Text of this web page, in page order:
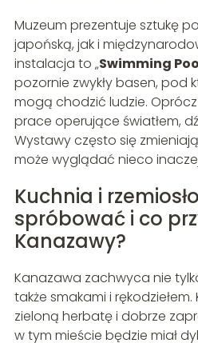
Muzeum prezentuje sztukę
japońską, jak i
instalacja to „Swimming
pozornie zwykły basen, pod
mogą chodzić ludzie.
prace operujące światłem,
Wystawy często się
może wyglądać nieco
Kuchnia i
spróbować i co
Kanazawy?
Kanazawa zachwyca nie
także smakami i
zieloną herbatę i dobrze
w tym mieście będzie miał